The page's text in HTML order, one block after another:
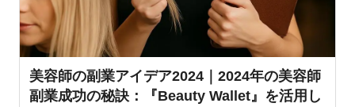
美容師の副業アイデア2024｜2024年の美容師
副業成功の秘訣：『Beauty Wallet』を活用し